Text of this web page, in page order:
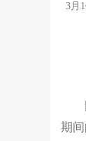
3月
国
期